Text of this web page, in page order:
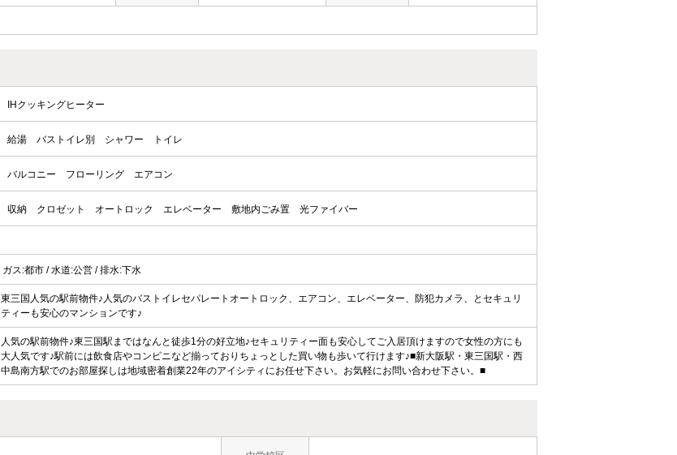
IHクッキングヒーター
給湯 バストイレ別 シャワー トイレ
バルコニー フローリング エアコン
収納 クロゼット オートロック エレベーター 敷地内ごみ置 光ファイバー
ガス:都市 / 水道:公営 / 排水:下水
東三国人気の駅前物件♪人気のバストイレセパレートオートロック、エアコン、エレベーター、防犯カメラ、とセキュリ
ティーも安心のマンションです♪
人気の駅前物件♪東三国駅まではなんと徒歩1分の好立地♪セキュリティー面も安心してご入居頂けますので女性の方にも
大人気です♪駅前には飲食店やコンビニなど揃っておりちょっとした買い物も歩いて行けます♪■新大阪駅・東三国駅・西
中島南方駅でのお部屋探しは地域密着創業22年のアイシティにお任せ下さい。お気軽にお問い合わせ下さい。■